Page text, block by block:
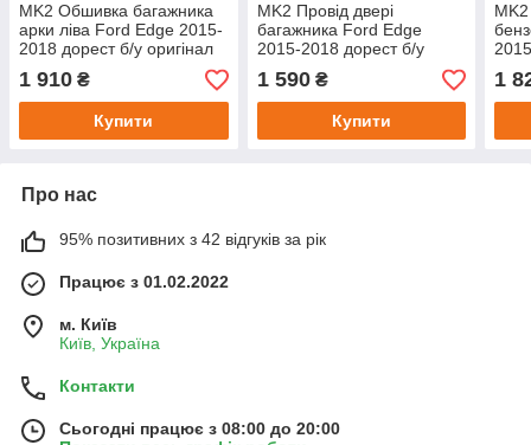
MK2 Обшивка багажника
арки ліва Ford Edge 2015-
2018 дорест б/у оригінал
1 910 ₴
Купити
MK2 Провід двері
багажника Ford Edge
2015-2018 дорест б/у
оригінал F2GT17N400BJ
1 590₴
Купити
1
Про нас
95% позитивних з 42 відгуків за рік
Працює з 01.02.2022
м. Київ
Київ, Україна
Контакти
Сьогодні працює з 08:00 до 20:00